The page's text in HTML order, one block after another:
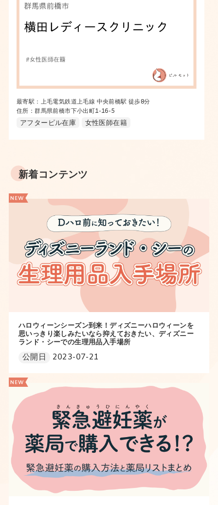
最寄駅：上毛電気鉄道上毛線 中央前橋駅 徒歩8分
住所：群馬県前橋市下小出町1-16-5
アフターピル在庫 女性医師在籍
新着コンテンツ
ハロウィーンシーズン到来！ディズニーハロウィーンを
思いっきり楽しみたいなら抑えておきたい、ディズニー
ランド・シーでの生理用品入手場所
公開日 2023-07-21